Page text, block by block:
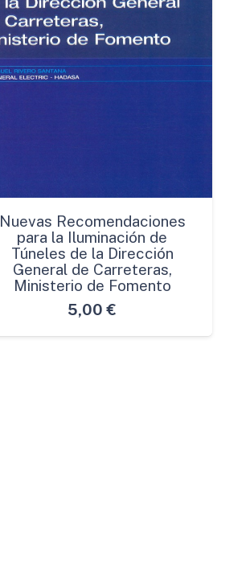
Nuevas Recomendaciones
para la Iluminación de
Túneles de la Dirección
General de Carreteras,
Ministerio de Fomento
5,00 €